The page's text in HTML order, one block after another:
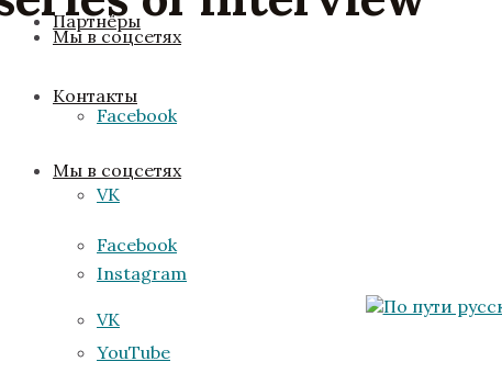
Мы в соцсетях
Facebook
VK
Instagram
YouTube
Партнёры
Контакты
Мы в соцсетях
Facebook
VK